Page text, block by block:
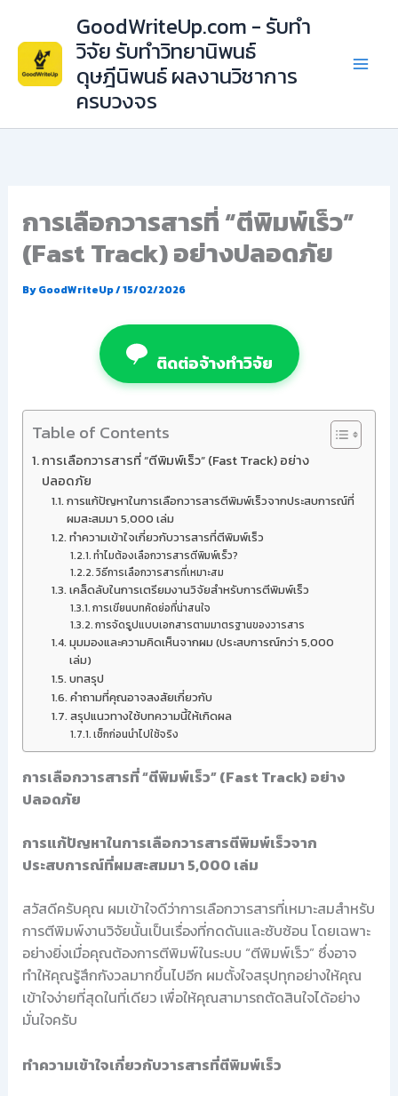
content
GoodWriteUp.com - รับทำ
วิจัย รับทำวิทยานิพนธ์
ดุษฎีนิพนธ์ ผลงานวิชาการ
ครบวงจร
การเลือกวารสารที่ “ตีพิมพ์เร็ว”
(Fast Track) อย่างปลอดภัย
ByGoodWriteUp/15/02/2026
ติดต่อจ้างทำวิจัย
Table of Contents
การเลือกวารสารที่ “ตีพิมพ์เร็ว” (Fast Track) อย่าง
ปลอดภัย
การแก้ปัญหาในการเลือกวารสารตีพิมพ์เร็วจากประสบการณ์ที่
ผมสะสมมา 5,000 เล่ม
ทำความเข้าใจเกี่ยวกับวารสารที่ตีพิมพ์เร็ว
ทำไมต้องเลือกวารสารตีพิมพ์เร็ว?
วิธีการเลือกวารสารที่เหมาะสม
เคล็ดลับในการเตรียมงานวิจัยสำหรับการตีพิมพ์เร็ว
การเขียนบทคัดย่อที่น่าสนใจ
การจัดรูปแบบเอกสารตามมาตรฐานของวารสาร
มุมมองและความคิดเห็นจากผม (ประสบการณ์กว่า 5,000
เล่ม)
บทสรุป
คำถามที่คุณอาจสงสัยเกี่ยวกับ
สรุปแนวทางใช้บทความนี้ให้เกิดผล
เช็กก่อนนำไปใช้จริง
การเลือกวารสารที่ “ตีพิมพ์เร็ว” (Fast Track) อย่าง
ปลอดภัย
การแก้ปัญหาในการเลือกวารสารตีพิมพ์เร็วจาก
ประสบการณ์ที่ผมสะสมมา 5,000 เล่ม
สวัสดีครับคุณ ผมเข้าใจดีว่าการเลือกวารสารที่เหมาะสมสำหรับ
การตีพิมพ์งานวิจัยนั้นเป็นเรื่องที่กดดันและซับซ้อน โดยเฉพาะ
อย่างยิ่งเมื่อคุณต้องการตีพิมพ์ในระบบ “ตีพิมพ์เร็ว” ซึ่งอาจ
ทำให้คุณรู้สึกกังวลมากขึ้นไปอีก ผมตั้งใจสรุปทุกอย่างให้คุณ
เข้าใจง่ายที่สุดในที่เดียว เพื่อให้คุณสามารถตัดสินใจได้อย่าง
มั่นใจครับ
ทำความเข้าใจเกี่ยวกับวารสารที่ตีพิมพ์เร็ว